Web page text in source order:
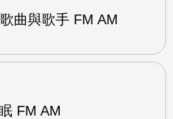
曲與歌手 FM AM
FM AM